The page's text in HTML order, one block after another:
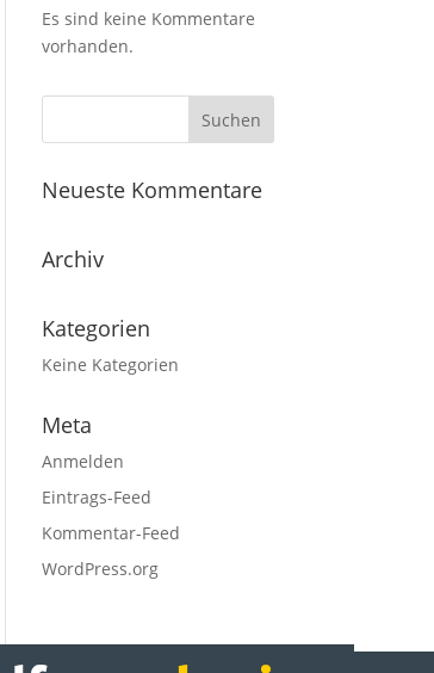
Es sind keine Kommentare
vorhanden.
Neueste Kommentare
Archiv
Kategorien
Keine Kategorien
Meta
Anmelden
Eintrags-Feed
Kommentar-Feed
WordPress.org